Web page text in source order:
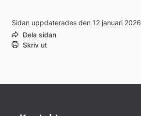
Sidan uppdaterades den 12 januari 2026
Dela sidan
Skriv ut